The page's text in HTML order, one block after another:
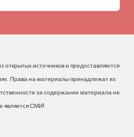
источников и предоставляются
Права на материалы принадлежат их
за содержание материала не
является СМИ!